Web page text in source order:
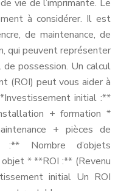
vie de l’imprimante. Le
à considérer. Il est
de maintenance, de
qui peuvent représenter
possession. Un calcul
(ROI) peut vous aider à
initial :**
+ formation *
+ pièces de
Nombre d’objets
* **ROI :** (Revenu
initial Un ROI